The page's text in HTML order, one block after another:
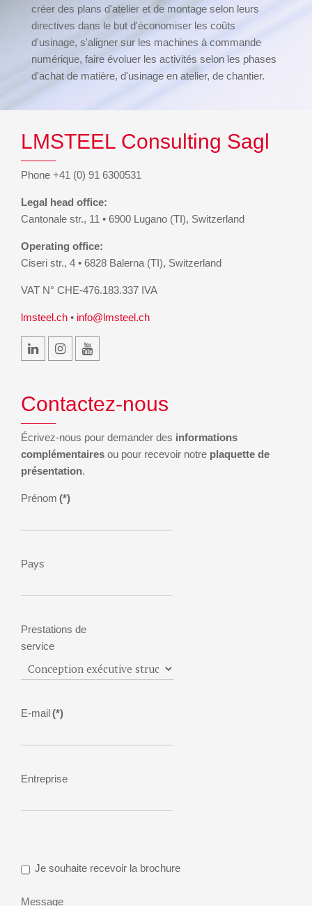
créer des plans d'atelier et de montage selon leurs
directives dans le but d'économiser les coûts
d'usinage, s'aligner sur les machines à commande
numérique, faire évoluer les activités selon les phases
d'achat de matière, d'usinage en atelier, de chantier.
LMSTEEL Consulting Sagl
Phone +41 (0) 91 6300531
Legal head office:
Cantonale str., 11 • 6900 Lugano (TI), Switzerland
Operating office:
Ciseri str., 4 • 6828 Balerna (TI), Switzerland
VAT N° CHE-476.183.337 IVA
lmsteel.ch • info@lmsteel.ch
Contactez-nous
Écrivez-nous pour demander des informations
complémentaires ou pour recevoir notre plaquette de
présentation.
Prénom (*)
Pays
Prestations de
service
E-mail(*)
Entreprise
Je souhaite recevoir la brochure
Message